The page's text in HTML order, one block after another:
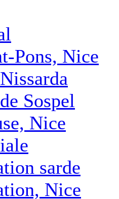
Pons, Nice
Sospel
Nice
sarde
Nice